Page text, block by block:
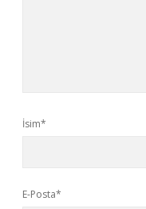
İsim*
E-Posta*